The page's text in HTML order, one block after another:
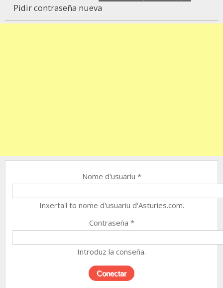
Pidir contraseña nueva
Nome d'usuariu *
Inxerta'l to nome d'usuariu d'Asturies.com.
Contraseña *
Introduz la conseña.